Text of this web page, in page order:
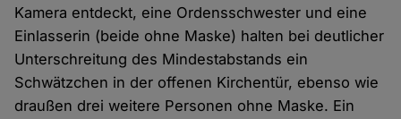
Kamera entdeckt, eine Ordensschwester und eine
Einlasserin (beide ohne Maske) halten bei deutlicher
Unterschreitung des Mindestabstands ein
Schwätzchen in der offenen Kirchentür, ebenso wie
draußen drei weitere Personen ohne Maske. Ein